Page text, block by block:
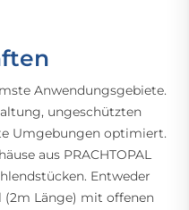
Anwendungsgebiete.
ungeschützten
Umgebungen optimiert.
aus PRACHTOPAL
Entweder
(2m Länge) mit offenen